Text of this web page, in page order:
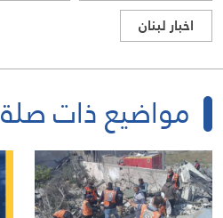
اخبار لبنان
مواضيع ذات صلة